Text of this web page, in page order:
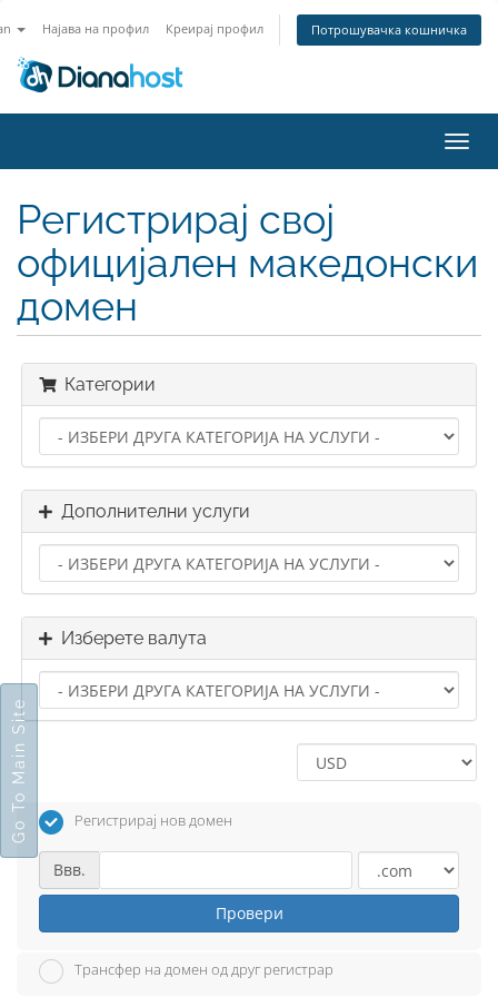
Најава на профил Креирај профил Потрошувачка кошничка
ја
Регистрирај свој
официјален македонски
домен
Категории
Дополнителни услуги
Изберете валута
Регистрирај нов домен
Ввв.
Провери
Трансфер на домен од друг регистрар
Go To Main Site